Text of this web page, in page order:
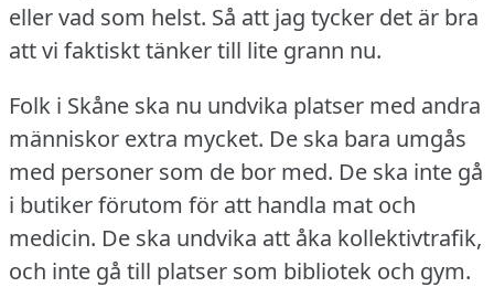
eller vad som helst. Så att jag tycker det är bra
att vi faktiskt tänker till lite grann nu.
Folk i Skåne ska nu undvika platser med andra
människor extra mycket. De ska bara umgås
med personer som de bor med. De ska inte gå
i butiker förutom för att handla mat och
medicin. De ska undvika att åka kollektivtrafik,
och inte gå till platser som bibliotek och gym.